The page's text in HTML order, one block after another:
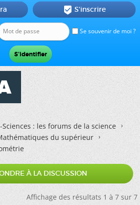
Se souvenir de moi ?
 S'inscrire
Sciences : les forums de la science
du supérieur
À LA DISCUSSION
Affichage des résultats 1 à 7 sur 7